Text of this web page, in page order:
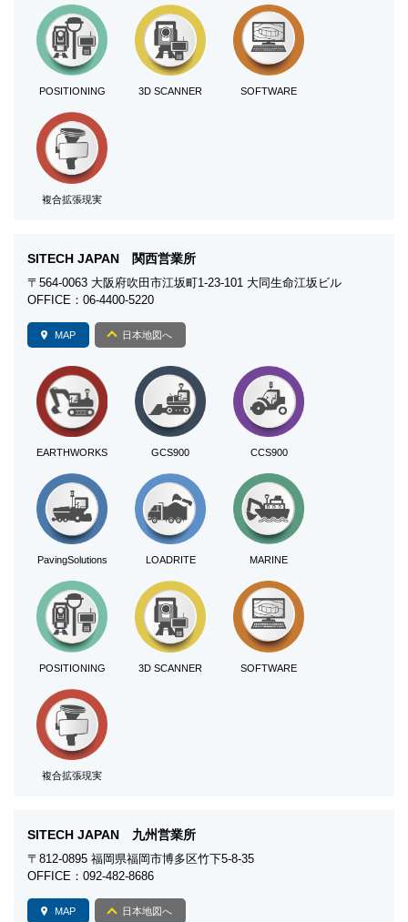
POSITIONING 3D SCANNER SOFTWARE
複合拡張現実
SITECH JAPAN 関西営業所
〒564-0063 大阪府吹田市江坂町1-23-101 大同生命江坂ビル
OFFICE：06-4400-5220
MAP 日本地図へ
EARTHWORKS GCS900 CCS900
PavingSolutions LOADRITE MARINE
POSITIONING 3D SCANNER SOFTWARE
複合拡張現実
SITECH JAPAN 九州営業所
〒812-0895 福岡県福岡市博多区竹下5-8-35
OFFICE：092-482-8686
MAP 日本地図へ